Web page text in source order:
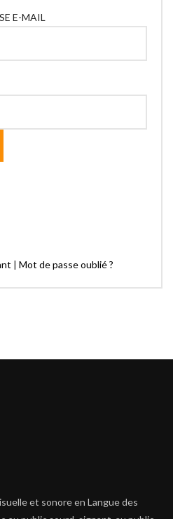
E-MAIL
| Mot de passe oublié ?
et sonore en Langue des